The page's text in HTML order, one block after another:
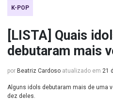
K-POP
[LISTA] Quais
debutaram mais
por Beatriz Cardoso atualizado em 21
Alguns idols debutaram mais de uma
dez deles.